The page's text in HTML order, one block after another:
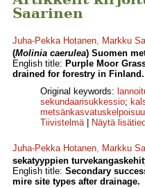
Saarinen
Juha-Pekka Hotanen, Markku
(Molinia caerulea) Suomen
English title: Purple Moor
drained for forestry in Finland.
Original keywords:
sekundaarisukkessio;
Tiivistelmä| Näytä
Juha-Pekka Hotanen, Markku
sekatyyppien
English title: Secondary
mire site types after drainage.